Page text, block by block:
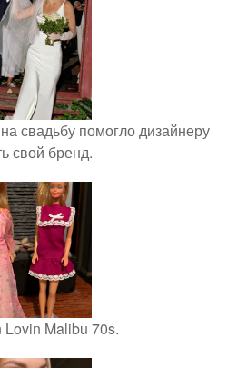
свадьбу помогло дизайнеру
свой бренд.
Lovin Malibu 70s.